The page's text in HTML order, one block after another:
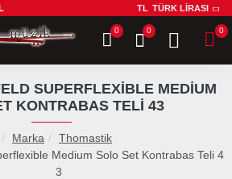
TL TÜRK LIRASI
0 0 0
Marka
Thomastik
Medium Solo Set Kontrabas Teli 4
3
SUPERFLEXIBLE MEDIUM
KONTRABAS TELI 43